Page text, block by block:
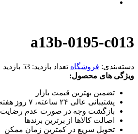
a13b-0195-c013
دسته‌بندی: فروشگاه تعداد بازدید: 53 بازدید
ویژگی های محصول:
تضمین بهترین قیمت بازار
پشتیبانی عالی ۲۴ ساعته، ۷ روز هفته
بازگشت وجه در صورت عدم رضایت
اصالت کالاها از برترین برندها
تحویل سریع در کمترین زمان ممکن